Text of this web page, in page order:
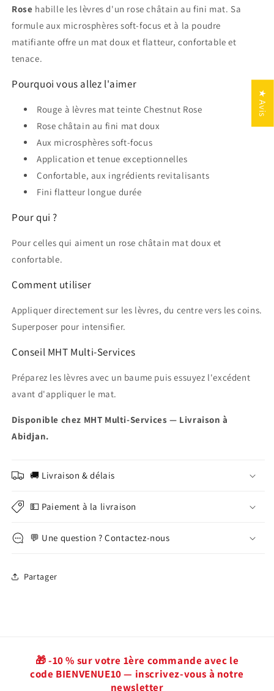
Rose habille les lèvres d'un rose châtain au fini mat. Sa
formule aux microsphères soft-focus et à la poudre
matifiante offre un mat doux et flatteur, confortable et
tenace.
Pourquoi vous allez l'aimer
Rouge à lèvres mat teinte Chestnut Rose
Rose châtain au fini mat doux
Aux microsphères soft-focus
Application et tenue exceptionnelles
Confortable, aux ingrédients revitalisants
Fini flatteur longue durée
Pour qui ?
Pour celles qui aiment un rose châtain mat doux et
confortable.
Comment utiliser
Appliquer directement sur les lèvres, du centre vers les coins.
Superposer pour intensifier.
Conseil MHT Multi-Services
Préparez les lèvres avec un baume puis essuyez l'excédent
avant d'appliquer le mat.
Disponible chez MHT Multi-Services — Livraison à
Abidjan.
🚚 Livraison & délais
💵 Paiement à la livraison
💬 Une question ? Contactez-nous
Partager
🎁 -10 % sur votre 1ère commande avec le
code BIENVENUE10 — inscrivez-vous à notre
newsletter
★ Avis